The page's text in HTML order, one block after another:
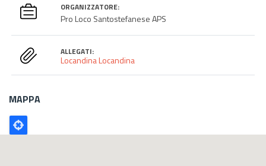
ORGANIZZATORE:
Pro Loco Santostefanese APS
ALLEGATI:
LocandinaLocandina
MAPPA
Poligono
GEO